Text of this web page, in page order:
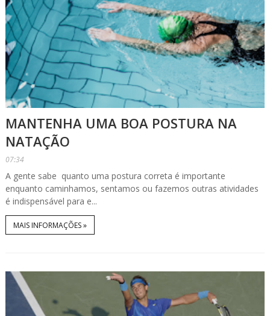
MANTENHA UMA BOA POSTURA NA
NATAÇÃO
07:34
A gente sabe quanto uma postura correta é importante
enquanto caminhamos, sentamos ou fazemos outras atividades
é indispensável para e...
MAIS INFORMAÇÕES »